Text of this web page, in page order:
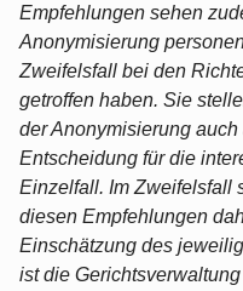
Empfehlungen sehen
Anonymisierung
Zweifelsfall bei den
getroffen haben. Sie
der Anonymisierung
Entscheidung für die
Einzelfall. Im Zweifelsfall
diesen Empfehlungen
Einschätzung des
ist die